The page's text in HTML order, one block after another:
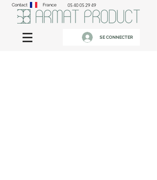
Contact France 05 40 05 29 49
SE CONNECTER